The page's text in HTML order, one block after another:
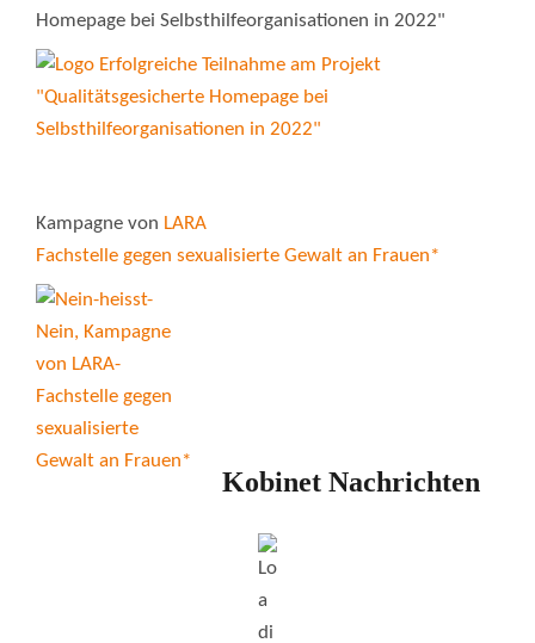
Homepage bei Selbsthilfeorganisationen in 2022"
Kampagne von LARA
Fachstelle gegen sexualisierte Gewalt an Frauen*
Kobinet Nachrichten